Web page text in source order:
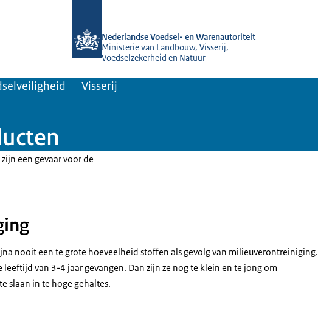
Nederlandse Voedsel- en Warenautoriteit
Ministerie van Landbouw, Visserij,
Voedselzekerheid en Natuur
Visserij
een gevaar voor de
nooit een te grote hoeveelheid stoffen als gevolg van milieuverontreiniging.
van 3-4 jaar gevangen. Dan zijn ze nog te klein en te jong om
slaan in te hoge gehaltes.